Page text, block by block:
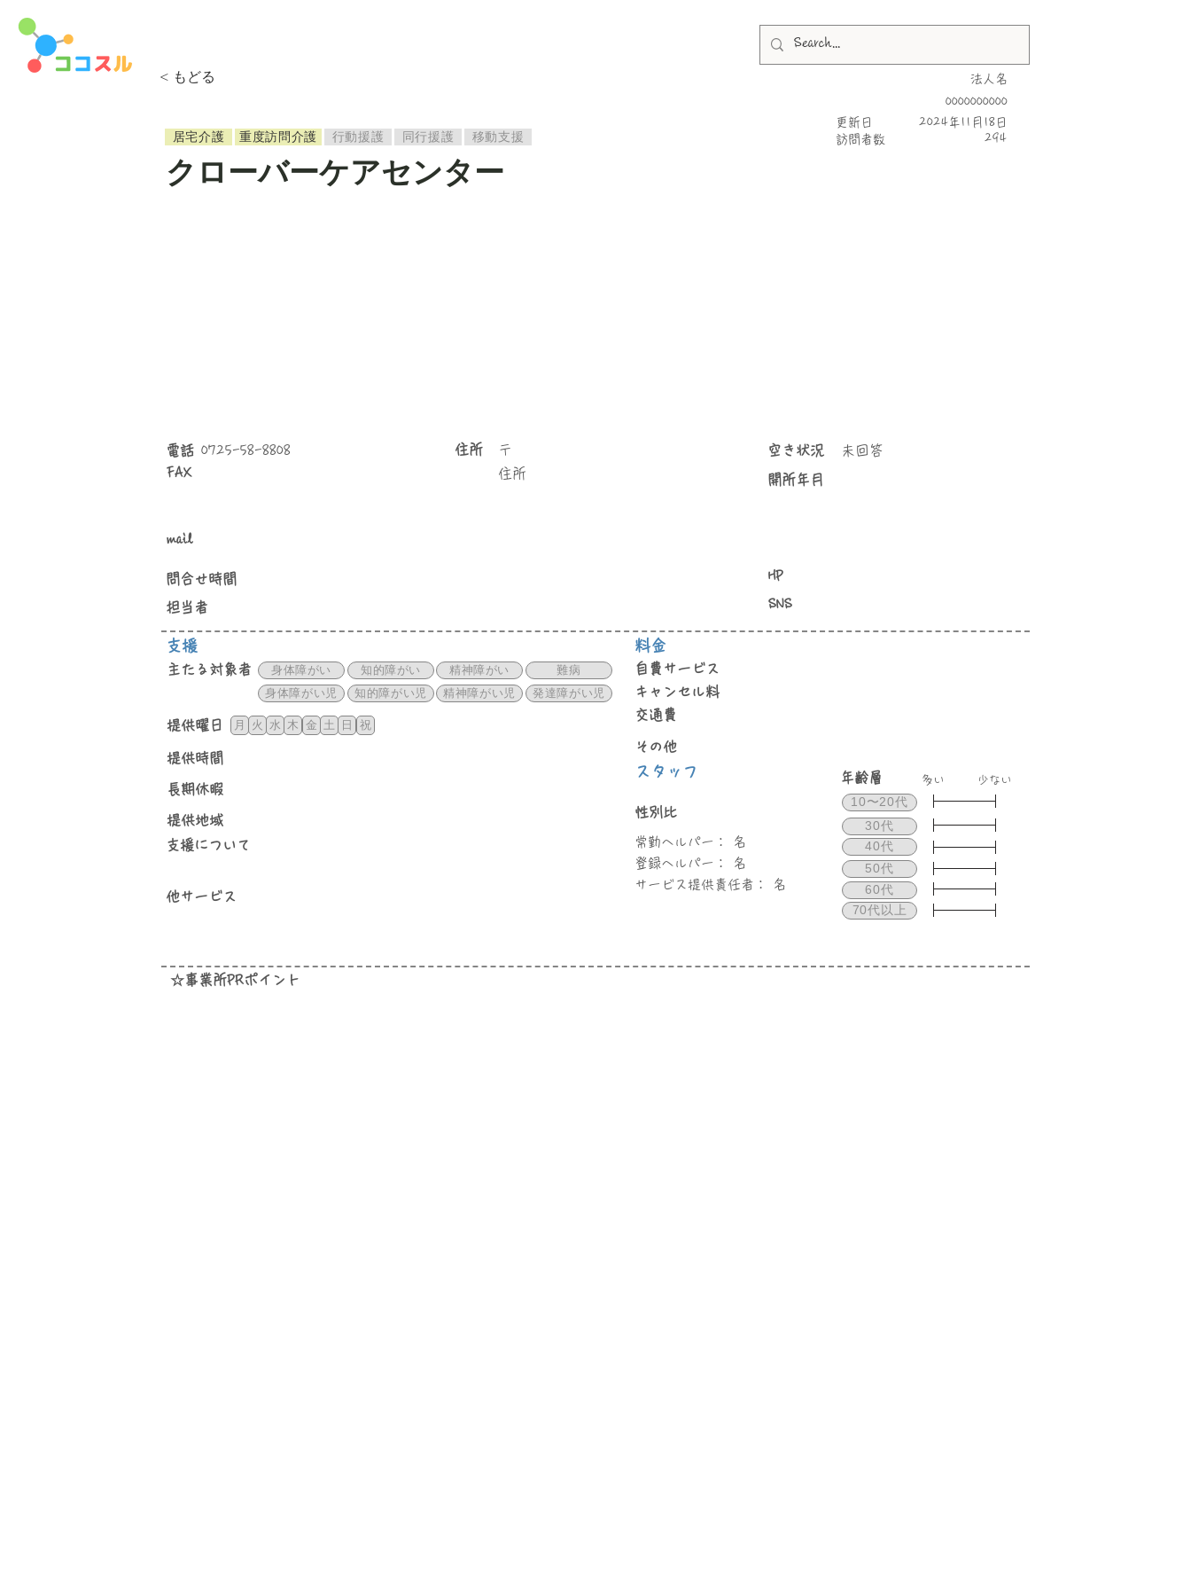
< もどる
居宅介護 重度訪問介護 行動援護 同行援護 移動支援
法人名
0000000000
更新日
2024年11月18日
​訪問者数
294
クローバーケアセンター
​電話 0725-58-8808
FAX
mail
住所
〒
住所
問合せ時間
​担当者
空き状況 未回答
​開所年月
HP
SNS
支援
主たる対象者 身体障がい 知的障がい 精神障がい
難病
身体障がい児
知的障がい児 精神障がい児 発達障がい児
​提供曜日 月 火 水 木 金 土 日 祝
提供時間
長期休暇
提供地域
​支援について
他サービス
料金
自費サービス
キャンセル料
交通費
その他
スタッフ
性別比
常勤ヘルパー： 名
登録ヘルパー： 名
サービス提供責任者： 名
年齢層 ​多い 少ない
10〜20代
30代
40代
50代
60代
70代以上
☆事業所PRポイント